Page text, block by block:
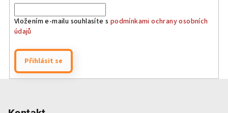
Vložením e-mailu souhlasíte s podmínkami ochrany osobních
údajů
Přihlásit se